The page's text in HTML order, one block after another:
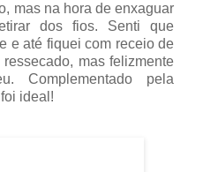
mas na hora de enxaguar
dos fios. Senti que
e até fiquei com receio de
mas felizmente
Complementado pela
ideal!